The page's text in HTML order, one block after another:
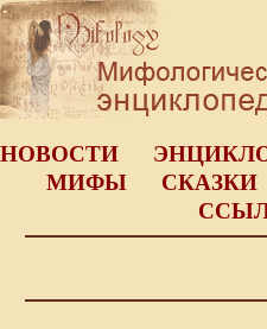
НОВОСТИ
МИФЫ
СКАЗКИ